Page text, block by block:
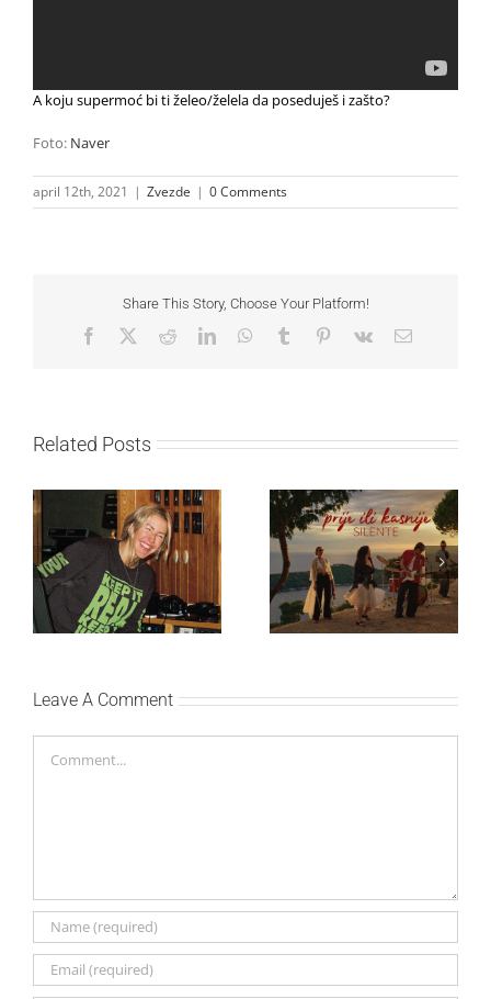
A koju supermoć bi ti želeo/želela da poseduješ i zašto?
Foto: Naver
april 12th, 2021 | Zvezde | 0 Comments
Share This Story, Choose Your Platform!
Facebook RedditLinkedInWhatsApp
Tumblr Pinterest
Vk Email
Related Posts
Ellie Goulding otkriva
nežniju stranu novim
singlom „4 Seasons“
Silente objavio novi
singl “Prije ili kasnije”
Leave A Comment